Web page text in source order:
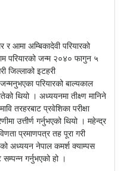
र आमा अम्बिकादेवी परियारको
परियारको जन्म २०४० फागुन ५
जिल्लाको इटहरी
परियारको बाल्यकाल
थियो । अध्ययनमा तीक्ष्ण मानिने
तरहरबाट प्रवेशिका परीक्षा
उत्तीर्ण गर्नुभएको थियो । महेन्द्र
प्रमाणपत्र तह पूरा गरी
अध्ययन नेपाल कमर्श क्याम्पस
गर्नुभएको हो ।